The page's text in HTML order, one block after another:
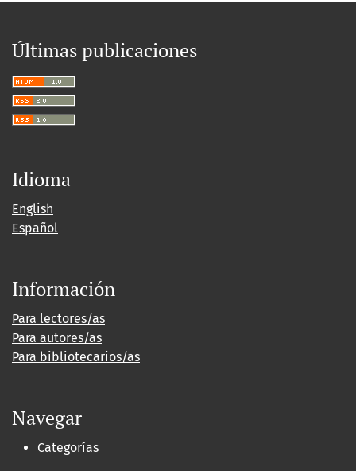
Últimas publicaciones
Idioma
English
Español
Información
Para lectores/as
Para autores/as
Para bibliotecarios/as
Navegar
Categorías